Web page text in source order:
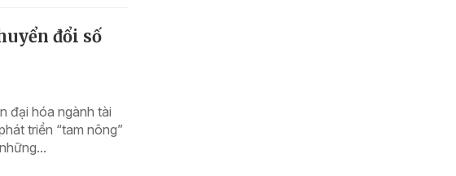
đổi số
đại hóa ngành tài
triển “tam nông”